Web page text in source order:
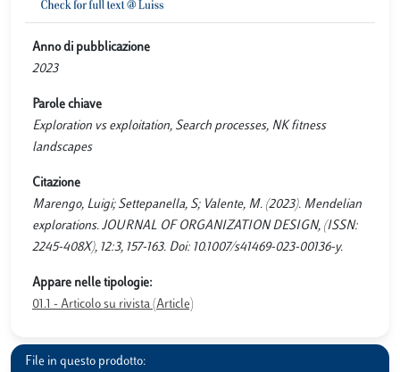
Anno di pubblicazione
2023
Parole chiave
Exploration vs exploitation, Search processes, NK fitness
landscapes
Citazione
Marengo, Luigi; Settepanella, S; Valente, M. (2023). Mendelian
explorations. JOURNAL OF ORGANIZATION DESIGN, (ISSN:
2245-408X), 12:3, 157-163. Doi: 10.1007/s41469-023-00136-y.
Appare nelle tipologie:
01.1 - Articolo su rivista (Article)
File in questo prodotto: